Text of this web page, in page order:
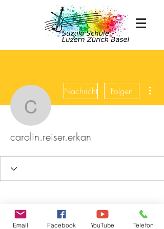
Nachricht Folgen
carolin.reiser.erkan
Email Facebook YouTube Telefon